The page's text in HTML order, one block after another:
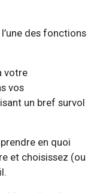
des fonctions
votre
vos
un bref survol
en quoi
et choisissez (ou